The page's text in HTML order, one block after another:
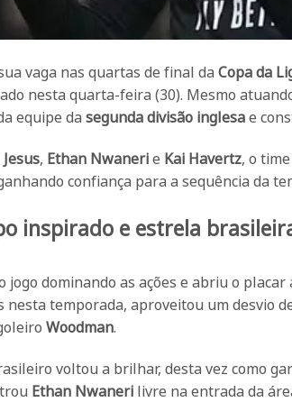
vaga nas quartas de final da Copa da
nesta quarta-feira (30). Mesmo
equipe da segunda divisão inglesae
, Ethan Nwanerie Kai Havertz, o
confiança para a sequência da
inspirado e estrela
jogo dominando as ações e abriu o placar
nesta temporada, aproveitou um desvio
Woodman.
voltou a brilhar, desta vez como
Ethan Nwaneri livre na entrada da